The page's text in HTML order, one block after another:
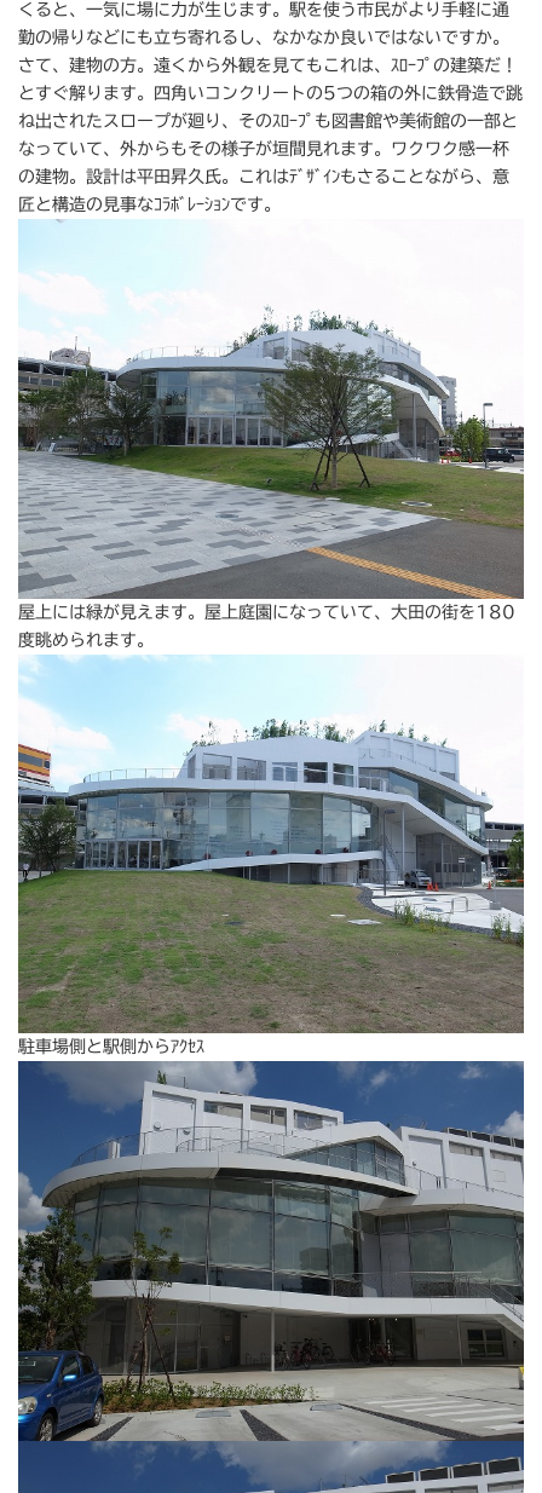
くると、一気に場に力が生じます。駅を使う市民がより手軽に通
勤の帰りなどにも立ち寄れるし、なかなか良いではないですか。
さて、建物の方。遠くから外観を見てもこれは、ｽﾛｰﾌﾟの建築だ！
とすぐ解ります。四角いコンクリートの5つの箱の外に鉄骨造で跳
ね出されたスロープが廻り、そのｽﾛｰﾌﾟも図書館や美術館の一部と
なっていて、外からもその様子が垣間見れます。ワクワク感一杯
の建物。設計は平田昇久氏。これはﾃﾞｻﾞｲﾝもさることながら、意
匠と構造の見事なｺﾗﾎﾞﾚｰｼｮﾝです。
屋上には緑が見えます。屋上庭園になっていて、大田の街を180
度眺められます。
駐車場側と駅側からｱｸｾｽ